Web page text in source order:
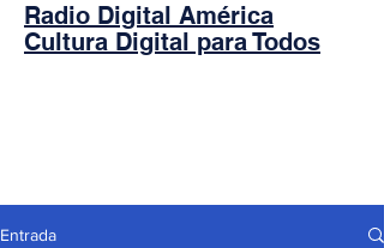
Radio Digital América
Cultura Digital para Todos
Entrada